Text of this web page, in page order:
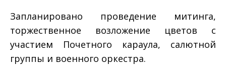
Запланировано проведение митинга,
торжественное возложение цветов с
участием Почетного караула, салютной
группы и военного оркестра.